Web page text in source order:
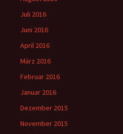
Juli 2016
Juni 2016
April 2016
März 2016
Februar 2016
Januar 2016
Dezember 2015
November 2015